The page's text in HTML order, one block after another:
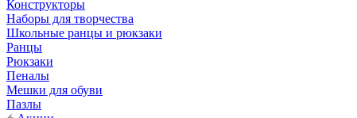
Конструкторы
Наборы для творчества
Школьные ранцы и рюкзаки
Ранцы
Рюкзаки
Пеналы
Мешки для обуви
Пазлы